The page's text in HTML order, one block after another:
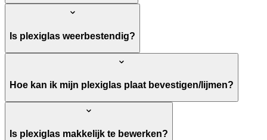
Is plexiglas weerbestendig?
Hoe kan ik mijn plexiglas plaat bevestigen/lijmen?
Is plexiglas makkelijk te bewerken?